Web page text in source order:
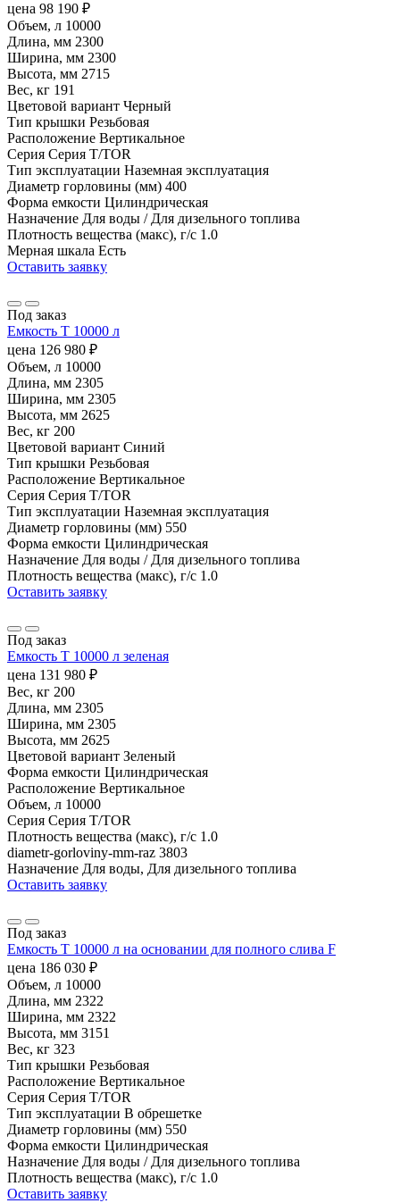
цена 98 190 ₽
Объем, л 10000
Длина, мм 2300
Ширина, мм 2300
Высота, мм 2715
Вес, кг 191
Цветовой вариант Черный
Тип крышки Резьбовая
Расположение Вертикальное
Серия Серия T/TOR
Тип эксплуатации Наземная эксплуатация
Диаметр горловины (мм) 400
Форма емкости Цилиндрическая
Назначение Для воды / Для дизельного топлива
Плотность вещества (макс), г/с 1.0
Мерная шкала Есть
Оставить заявку
Под заказ
Емкость T 10000 л
цена 126 980 ₽
Объем, л 10000
Длина, мм 2305
Ширина, мм 2305
Высота, мм 2625
Вес, кг 200
Цветовой вариант Синий
Тип крышки Резьбовая
Расположение Вертикальное
Серия Серия T/TOR
Тип эксплуатации Наземная эксплуатация
Диаметр горловины (мм) 550
Форма емкости Цилиндрическая
Назначение Для воды / Для дизельного топлива
Плотность вещества (макс), г/с 1.0
Оставить заявку
Под заказ
Емкость T 10000 л зеленая
цена 131 980 ₽
Вес, кг 200
Длина, мм 2305
Ширина, мм 2305
Высота, мм 2625
Цветовой вариант Зеленый
Форма емкости Цилиндрическая
Расположение Вертикальное
Объем, л 10000
Серия Серия T/TOR
Плотность вещества (макс), г/с 1.0
diametr-gorloviny-mm-raz 3803
Назначение Для воды, Для дизельного топлива
Оставить заявку
Под заказ
Емкость T 10000 л на основании для полного слива F
цена 186 030 ₽
Объем, л 10000
Длина, мм 2322
Ширина, мм 2322
Высота, мм 3151
Вес, кг 323
Тип крышки Резьбовая
Расположение Вертикальное
Серия Серия T/TOR
Тип эксплуатации В обрешетке
Диаметр горловины (мм) 550
Форма емкости Цилиндрическая
Назначение Для воды / Для дизельного топлива
Плотность вещества (макс), г/с 1.0
Оставить заявку